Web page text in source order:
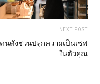
NEXT POST
คนดังชวนปลุกความเป็นเชฟ
ในตัวคุณ